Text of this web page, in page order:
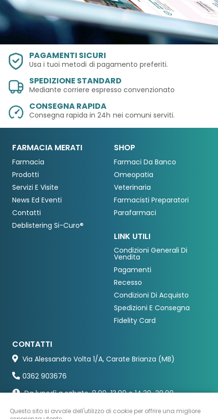
PAGAMENTI SICURI
Usa i tuoi metodi di pagamento preferiti.
SPEDIZIONE STANDARD
Mediante corriere espresso convenzionato
CONSEGNA RAPIDA
Consegna rapida in 24h nei comuni serviti.
FARMACIA MERATI
Farmacia
Prodotti
Servizi E Visite
News Ed Eventi
Contatti
Deblistering Si-Curo®
SHOP
Farmaci Da Banco
Omeopatia
Veterinaria
Farmacisti Preparatori
Parafarmaci
LINK UTILI
Condizioni Generali Di
Vendita
Pagamenti
Recesso
Condizioni Di Acquisto
Spedizioni E Consegna
Fidelity Card
CONTATTI
Via Alessandro Volta 1/A, Carate Brianza (MB)
0362 903676
Da lunedì a sabato, 8.00-13.00 e 14.30-20.00
Questo sito si avvale dell'utilizzo di cookie per offrire una migliore